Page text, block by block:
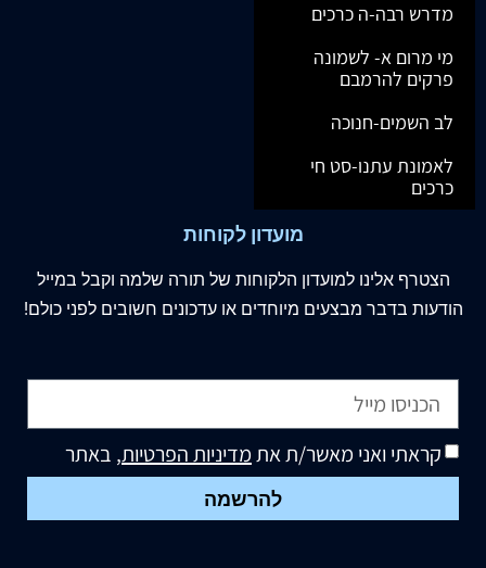
מדרש רבה-ה כרכים
מי מרום א- לשמונה
פרקים להרמבם
לב השמים-חנוכה
לאמונת עתנו-סט חי
כרכים
מועדון לקוחות
הצטרף אלינו למועדון הלקוחות של תורה שלמה וקבל במייל
הודעות בדבר מבצעים מיוחדים או עדכונים חשובים לפני כולם!
קראתי ואני מאשר/ת אתמדיניות הפרטיות, באתר
להרשמה